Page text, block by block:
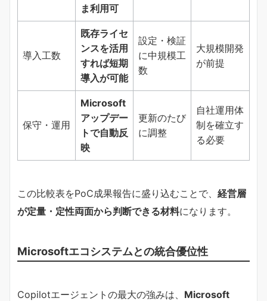
ま利用可
導入工数
既存ライセ
ンスを活用
すれば短期
導入が可能
設定・検証
に中規模工
数
大規模開発
が前提
保守・運用
Microsoft
アップデー
トで自動反
映
更新のたび
に調整
自社運用体
制を確立す
る必要
この比較表をPoC成果報告に盛り込むことで、 経営層
が定量・定性両面から判断できる材料になります。
Microsoftエコシステムとの統合優位性
Copilotエージェントの最大の強みは、 Microsoft